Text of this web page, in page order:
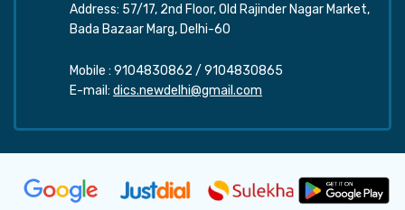
Address: 57/17, 2nd Floor, Old Rajinder Nagar Market,
Bada Bazaar Marg, Delhi-60
Mobile : 9104830862 / 9104830865
E-mail: dics.newdelhi@gmail.com